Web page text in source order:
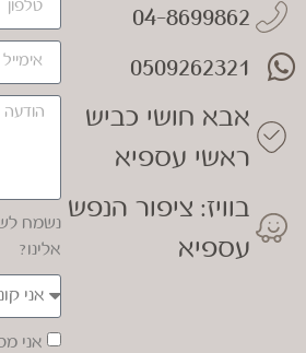
04-8699862
0509262321
אבא חושי כביש
ראשי עספיא
בוויז: ציפור הנפש
עספיא
נשמח
אלינו?
אני